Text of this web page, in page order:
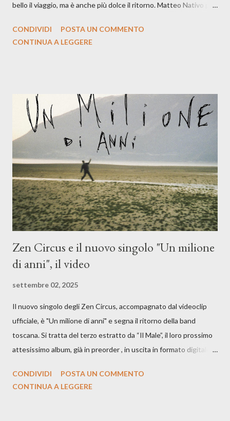
bello il viaggio, ma è anche più dolce il ritorno. Matteo Nativo per
indubbiamente matura e consapevole oltre che con ottimi
Dicevamo. Ed è da qui che il nostro inizia questo concept
musicale, con " Che ora è" , raccontando la separazione dalla
moglie, del senso di sconfitta e del caldo afoso che opprime,
giusta condizione di sopraffazione: "Non so che ora è, che giorno
è, di questa estate che...". E' raro fare uscire come singolo una
cover, ma...
CONDIVIDI
POSTA UN COMMENTO
CONTINUA A LEGGERE
Zen Circus e il nuovo singolo "Un milione
di anni", il video
settembre 02, 2025
Il nuovo singolo degli Zen Circus, accompagnato dal videoclip
ufficiale, è "Un milione di anni" e segna il ritorno della band
toscana. Si tratta del terzo estratto da “Il Male”, il loro prossimo
attesissimo album, già in preorder , in uscita in formato digitale il
Records. GUARDA IL VIDEO: CREDITI Produced by A71
CONDIVIDI
POSTA UN COMMENTO
CONTINUA A LEGGERE